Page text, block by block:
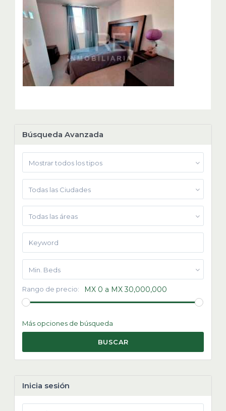
Búsqueda Avanzada
Mostrar todos los tipos
Todas las Ciudades
Todas las áreas
Min. Beds
Rango de precio: MX 0 a MX 30,000,000
Más opciones de búsqueda
BUSCAR
Inicia sesión